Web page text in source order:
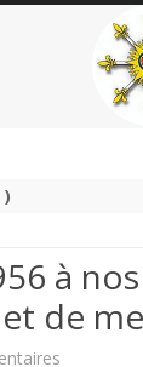
)
à
de